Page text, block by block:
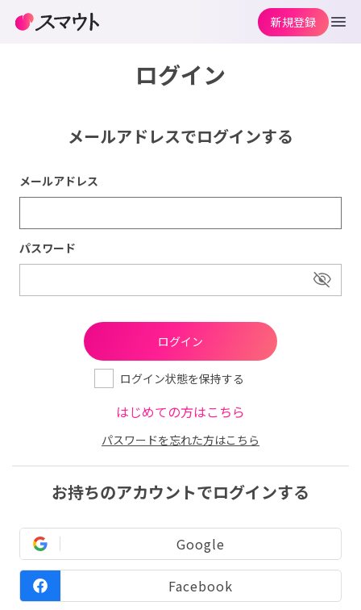
ログイン
メールアドレスでログインする
メールアドレス
パスワード
ログイン状態を保持する
はじめての方はこちら
パスワードを忘れた方はこちら
お持ちのアカウントでログインする
Google
Facebook
新規登録